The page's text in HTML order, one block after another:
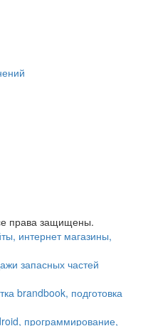
права защищены.
интернет магазины,
запасных частей
brandbook, подготовка
программирование,